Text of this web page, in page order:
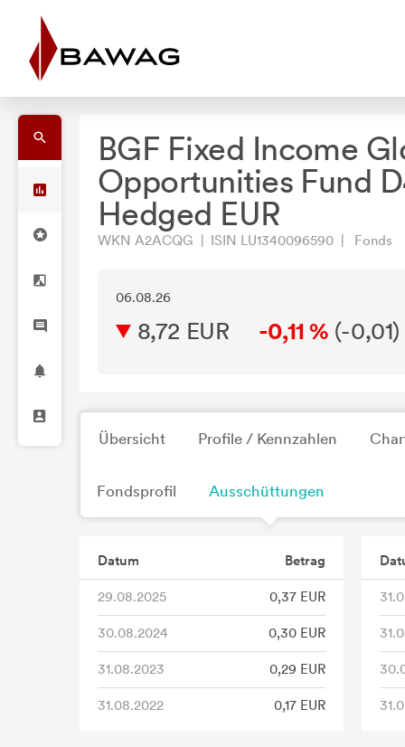
BGF Fixed Income
Opportunities Fund
Hedged EUR
WKN A2ACQG | ISIN LU1340096590 | Fonds
06.08.26
8,72 EUR -0,11 % (-0,01)
Übersicht Profile / Kennzahlen
Fondsprofil Ausschüttungen
Datum Betrag
29.08.2025 0,37 EUR
30.08.2024 0,30 EUR
31.08.2023 0,29 EUR
31.08.2022 0,17 EUR